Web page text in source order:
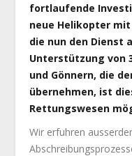
fortlaufende
neue Helikopter
die nun den Dienst
Unterstützung von
und Gönnern, die
übernehmen, ist
Rettungswesen
Wir erfuhren